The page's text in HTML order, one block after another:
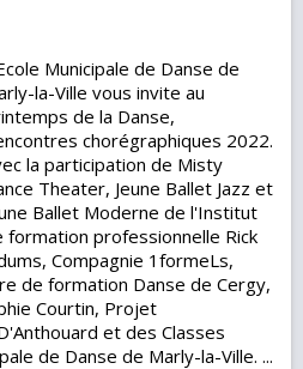
Municipale de Danse de
la-Ville vous invite au
de la Danse,
chorégraphiques 2022.
la participation de Misty
Theater, Jeune Ballet Jazz et
Ballet Moderne de l'Institut
formation professionnelle Rick
Compagnie 1formeLs,
de formation Danse de Cergy,
Courtin, Projet
et des Classes
de Danse de Marly-la-Ville. ...